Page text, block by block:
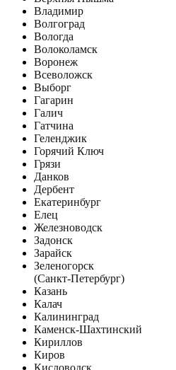
Владимир
Волгоград
Вологда
Волоколамск
Воронеж
Всеволожск
Выборг
Гагарин
Галич
Гатчина
Геленджик
Горячий Ключ
Грязи
Данков
Дербент
Екатеринбург
Елец
Железноводск
Задонск
Зарайск
Зеленогорск
(Санкт-Петербург)
Казань
Калач
Калининград
Каменск-Шахтинский
Кириллов
Киров